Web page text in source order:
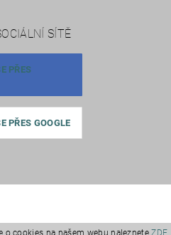
SÍTĚ
PŘES
PŘES GOOGLE
o cookies na našem webu nalezneteZDE